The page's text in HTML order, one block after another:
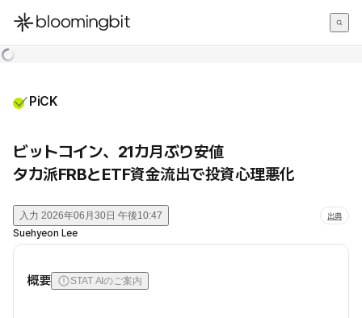
한국어
PiCK
ビットコイン、21カ月ぶり安値
タカ派FRBとETF資金流出で投資心理悪化
入力 2026年06月30日 午後10:47 出典
Suehyeon Lee
概要 STAT AIのご案内